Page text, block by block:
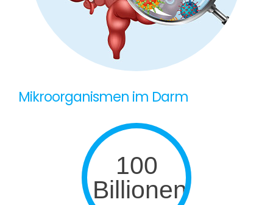
Mikroorganismen im Darm
100
Billionen